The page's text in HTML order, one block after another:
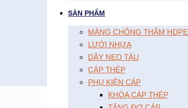
SẢN PHẨM
MÀNG CHỐNG THẤM HDPE
LƯỚI NHỰA
DÂY NEO TÀU
CÁP THÉP
PHỤ KIỆN CÁP
KHÓA CÁP THÉP